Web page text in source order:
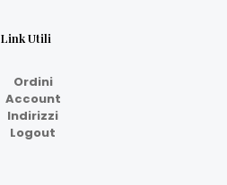
Link Utili
Ordini
Account
Indirizzi
Logout